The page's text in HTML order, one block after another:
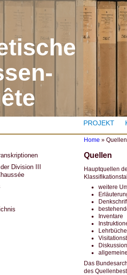
PROJEKT
Y
o
u
a
r
Home » Quellen
Quellen
Hauptquellen
weitere
Inventare
Das
des
Division III